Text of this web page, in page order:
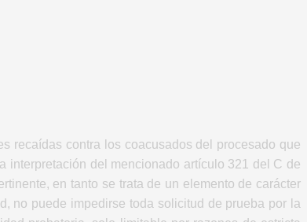
recaídas contra los coacusados del procesado que
interpretación del mencionado artículo 321 del C de
en tanto se trata de un elemento de carácter
no puede impedirse toda solicitud de prueba por la